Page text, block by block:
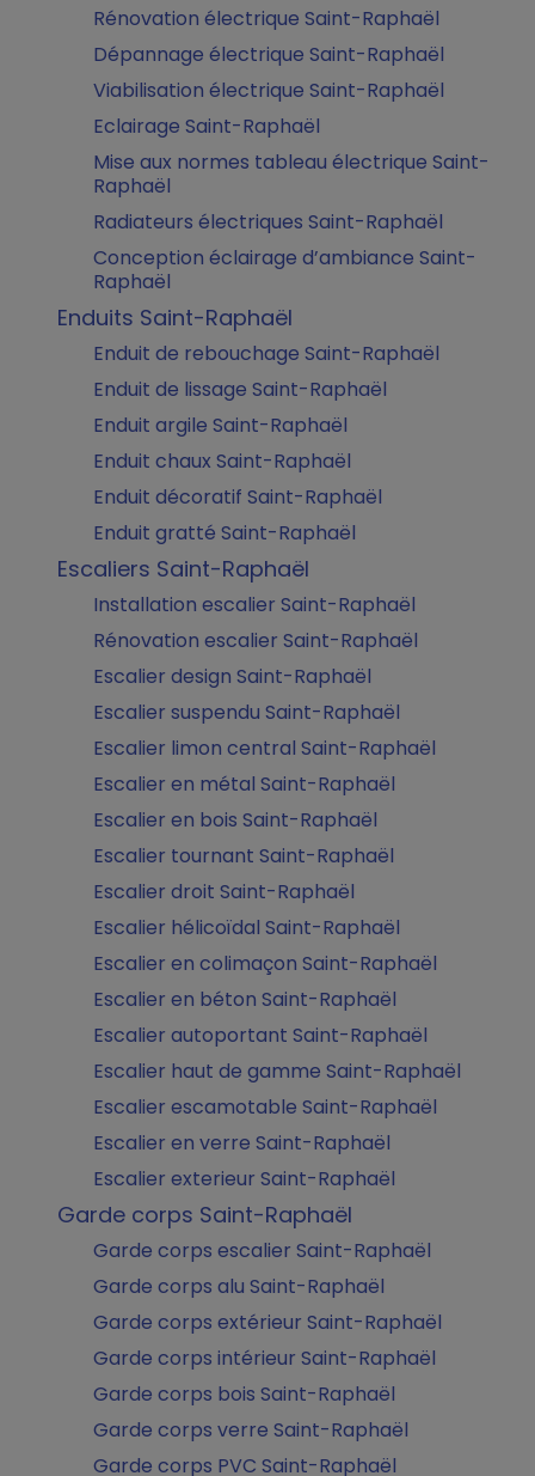
Rénovation électrique Saint-Raphaël
Dépannage électrique Saint-Raphaël
Viabilisation électrique Saint-Raphaël
Eclairage Saint-Raphaël
Mise aux normes tableau électrique Saint-
Raphaël
Radiateurs électriques Saint-Raphaël
Conception éclairage d’ambiance Saint-
Raphaël
Enduits Saint-Raphaël
Enduit de rebouchage Saint-Raphaël
Enduit de lissage Saint-Raphaël
Enduit argile Saint-Raphaël
Enduit chaux Saint-Raphaël
Enduit décoratif Saint-Raphaël
Enduit gratté Saint-Raphaël
Escaliers Saint-Raphaël
Installation escalier Saint-Raphaël
Rénovation escalier Saint-Raphaël
Escalier design Saint-Raphaël
Escalier suspendu Saint-Raphaël
Escalier limon central Saint-Raphaël
Escalier en métal Saint-Raphaël
Escalier en bois Saint-Raphaël
Escalier tournant Saint-Raphaël
Escalier droit Saint-Raphaël
Escalier hélicoïdal Saint-Raphaël
Escalier en colimaçon Saint-Raphaël
Escalier en béton Saint-Raphaël
Escalier autoportant Saint-Raphaël
Escalier haut de gamme Saint-Raphaël
Escalier escamotable Saint-Raphaël
Escalier en verre Saint-Raphaël
Escalier exterieur Saint-Raphaël
Garde corps Saint-Raphaël
Garde corps escalier Saint-Raphaël
Garde corps alu Saint-Raphaël
Garde corps extérieur Saint-Raphaël
Garde corps intérieur Saint-Raphaël
Garde corps bois Saint-Raphaël
Garde corps verre Saint-Raphaël
Garde corps PVC Saint-Raphaël